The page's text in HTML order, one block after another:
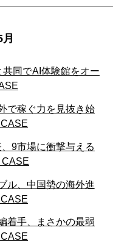
同でAI体験館をオー
で稼ぐ力を見抜き始
9市場に衝撃与える
CASE
ル、中国勢の海外進
着手、まさかの最弱